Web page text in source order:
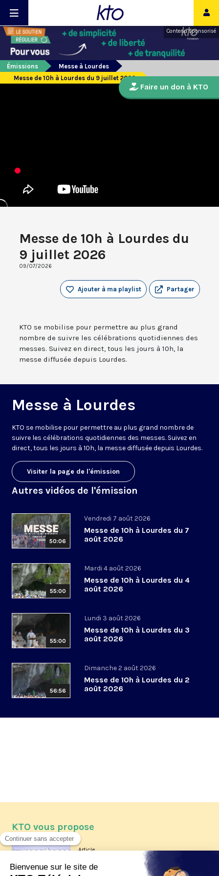
Contenu sponsorisé
Émissions
Messe à Lourdes
Messe de 10h à Lourdes du 9 juillet 2026
Messe de 10h à Lourdes du
9 juillet 2026
09/07/2026
Partager
Ajouter à ma playlist
KTO se mobilise pour permettre au plus grand
nombre de suivre les célébrations quotidiennes des
messes. Suivez en direct, tous les jours à 10h, la
messe diffusée depuis Lourdes.
Messe à Lourdes
KTO se mobilise pour permettre au plus grand nombre de
suivre les célébrations quotidiennes des messes. Suivez en
direct, tous les jours à 10h, la messe diffusée depuis Lourdes.
Visiter la page de l'émission
Autres vidéos de l'émission
50:06
Vendredi 7 août 2026
Messe de 10h à Lourdes du 7
août 2026
55:00
Mardi 4 août 2026
Messe de 10h à Lourdes du 4
août 2026
55:00
Lundi 3 août 2026
Messe de 10h à Lourdes du 3
août 2026
56:56
Dimanche 2 août 2026
Messe de 10h à Lourdes du 2
août 2026
Faire un don à KTO
KTO vous propose
Article
Les reportages d'été 2026 de KTO